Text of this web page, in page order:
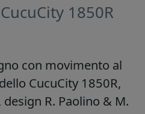
1850R
con movimento al
CucuCity 1850R,
R. Paolino & M.